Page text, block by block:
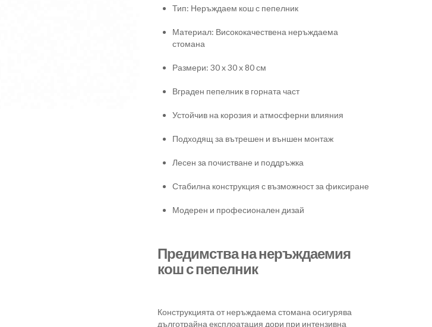
Тип: Неръждаем кош с пепелник
Материал: Висококачествена неръждаема
стомана
Размери: 30 x 30 x 80 см
Вграден пепелник в горната част
Устойчив на корозия и атмосферни влияния
Подходящ за вътрешен и външен монтаж
Лесен за почистване и поддръжка
Стабилна конструкция с възможност за фиксиране
Модерен и професионален дизай
Предимства на неръждаемия
кош с пепелник
Конструкцията от неръждаема стомана осигурява
дълготрайна експлоатация дори при интензивна